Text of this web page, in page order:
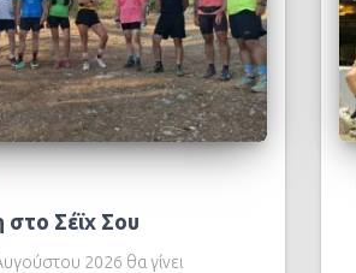
Σέϊχ Σου
2026 θα γίνει